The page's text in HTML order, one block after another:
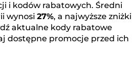
i kodów rabatowych. Średni
wynosi 27%, a najwyższe zniżki
aktualne kody rabatowe
dostępne promocje przed ich